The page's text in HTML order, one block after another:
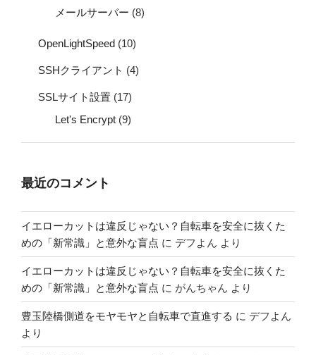
メールサーバー (8)
OpenLightSpeed (10)
SSHクライアント (4)
SSLサイト設置 (17)
Let's Encrypt (9)
最近のコメント
イエローカットは違反じゃない？自転車を安全に抜くた
めの「新常識」と意外な盲点 に デフよん より
イエローカットは違反じゃない？自転車を安全に抜くた
めの「新常識」と意外な盲点 に がんちゃん より
豊玉陸橋側道をモヤモヤと自転車で直進する に デフよん
より